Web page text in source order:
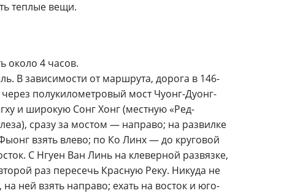
теплые вещи.
около 4 часов.
В зависимости от маршрута, дорога в 146-
полукилометровый мост Чуонг-Дуонг-
и широкую Сонг Хонг (местную «Ред-
сразу за мостом — направо; на развилке
взять влево; по Ко Линх — до круговой
С Нгуен Ван Линь на клеверной развязке,
раз пересечь Красную Реку. Никуда не
ней взять направо; ехать на восток и юго-